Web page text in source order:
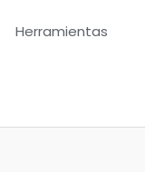
Herramientas